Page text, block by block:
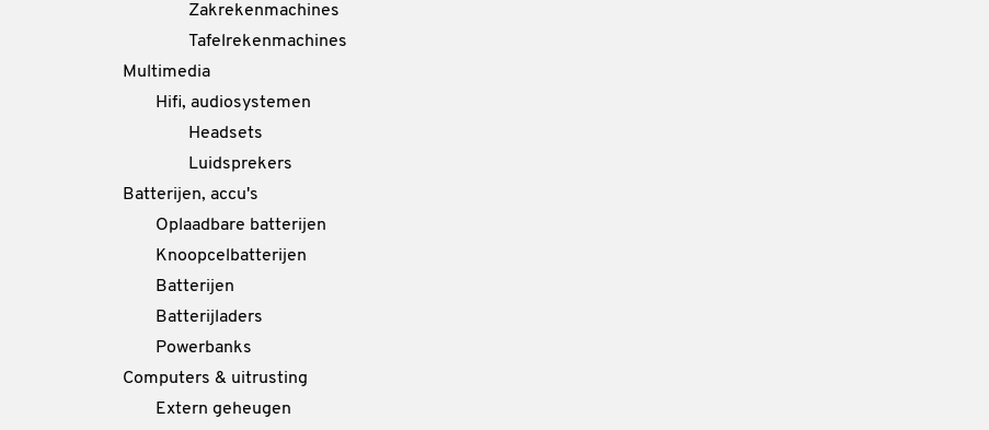
Zakrekenmachines
Tafelrekenmachines
Multimedia
Hifi, audiosystemen
Headsets
Luidsprekers
Batterijen, accu's
Oplaadbare batterijen
Knoopcelbatterijen
Batterijen
Batterijladers
Powerbanks
Computers & uitrusting
Extern geheugen